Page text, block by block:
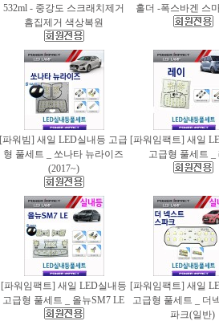
532ml - 중강도 스크래치제거
흠집제거 색상복원
홀더 -폭스바겐 스
[파워빔] 새일 LED실내등 고급
형 풀세트 _ 쏘나타 뉴라이즈
(2017~)
[파워임팩트] 새일
고급형 풀세트 _
[파워임팩트] 새일 LED실내등
고급형 풀세트 _ 올뉴SM7 LE
[파워임팩트] 새일
고급형 풀세트 _ 더
파크(일반)